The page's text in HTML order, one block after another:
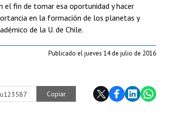
el fin de tomar esa oportunidad y hacer
en la formación de los planetas y
de la U. de Chile.
Publicado el jueves 14 de julio de 2016
Copiar